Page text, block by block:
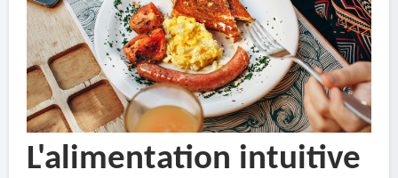
L'alimentation intuitive